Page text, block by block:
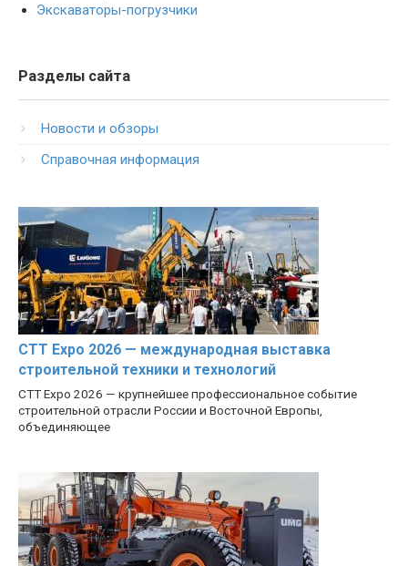
Экскаваторы-погрузчики
Разделы сайта
Новости и обзоры
Справочная информация
CTT Expo 2026 — международная выставка
строительной техники и технологий
CTT Expo 2026 — крупнейшее профессиональное событие
строительной отрасли России и Восточной Европы,
объединяющее